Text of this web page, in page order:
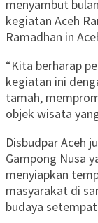
menyambut
kegiatan Aceh
Ramadhan in
“Kita berharap
kegiatan ini
tamah,
objek wisata
Disbudpar Aceh
Gampong Nusa
menyiapkan
masyarakat di
budaya